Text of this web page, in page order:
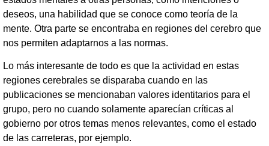
deseos, una habilidad que se conoce como teoría de la
mente. Otra parte se encontraba en regiones del cerebro que
nos permiten adaptarnos a las normas.
Lo más interesante de todo es que la actividad en estas
regiones cerebrales se disparaba cuando en las
publicaciones se mencionaban valores identitarios para el
grupo, pero no cuando solamente aparecían críticas al
gobierno por otros temas menos relevantes, como el estado
de las carreteras, por ejemplo.